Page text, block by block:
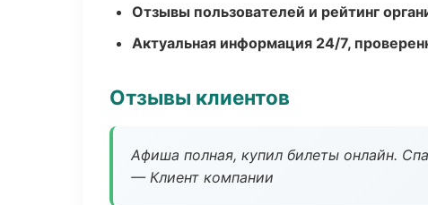
Отзывы пользователей и рейтинг
Актуальная информация 24/7,
Отзывы клиентов
Афиша полная, купил билеты онлайн.
— Клиент компании